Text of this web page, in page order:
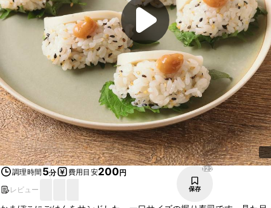
調理時間 5分 費用目安200円
レビュー
122
保存